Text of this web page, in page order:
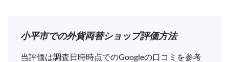
小平市での外貨両替ショップ評価方法
当評価は調査日時時点でのGoogleの口コミを参考